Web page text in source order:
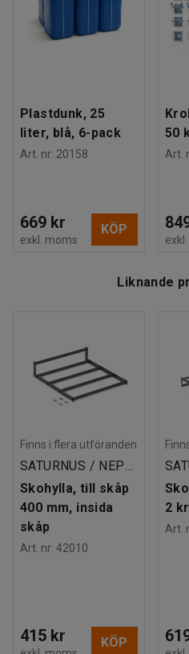
Plastdunk, 25
liter, blå, 6-pack
Art. nr: 20158
669 kr
exkl. moms
KÖP
50
Art.
Liknande
Finns i flera utföranden
SATURNUS / NEPTUNUS / MERKURIUS
Skohylla, till skåp
400 mm, insida
skåp
Art. nr: 42010
415 kr KÖP
2
Art.